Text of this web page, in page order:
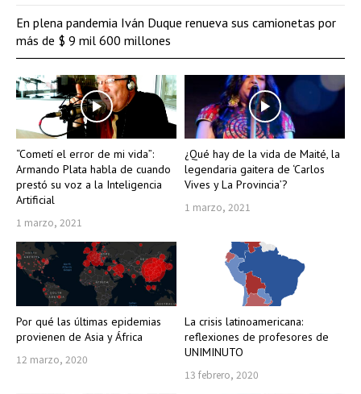
“Cometí el error de mi vida”:
Armando Plata habla de cuando
prestó su voz a la Inteligencia
Artificial
1 marzo, 2021
¿Qué hay de la vida de Maité, la
legendaria gaitera de ‘Carlos
Vives y La Provincia’?
1 marzo, 2021
Por qué las últimas epidemias
provienen de Asia y África
12 marzo, 2020
La crisis latinoamericana:
reflexiones de profesores de
UNIMINUTO
13 febrero, 2020
En plena pandemia Iván Duque renueva sus camionetas por
más de $ 9 mil 600 millones